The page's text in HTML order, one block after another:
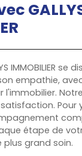
IMMOBILIER se
empathie,
l'immobilier.
Pour
étape de
plus grand soin.